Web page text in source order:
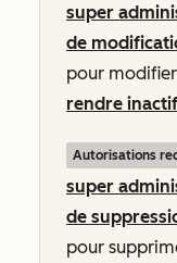
super
de
pour
rendre
Autorisations
super
de
pour